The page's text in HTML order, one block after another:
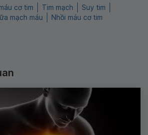
cơ tim Tim mạch
Suy tim
mạch máu Nhồi máu cơ tim